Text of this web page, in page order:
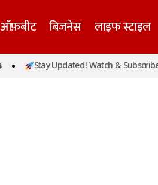
ऑफ़बीट बिजनेस लाइफ स्टाइल
Stay Updated! Watch & Subscribe